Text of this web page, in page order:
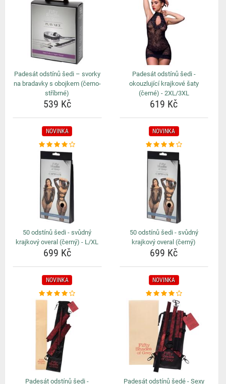
Padesát odstínů šedi – svorky
na bradavky s obojkem (černo-
stříbrné)
539 Kč
Padesát odstínů šedi -
okouzlující krajkové šaty
(černé) - 2XL/3XL
619 Kč
NOVINKA
50 odstínů šedi - svůdný
krajkový overal (černý) - L/XL
699 Kč
NOVINKA
50 odstínů šedi - svůdný
krajkový overal (černý)
699 Kč
NOVINKA
Padesát odstínů šedi -
NOVINKA
Padesát odstínů šedé - Sexy